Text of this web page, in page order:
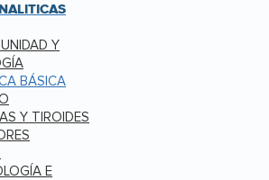
Y
BÁSICA
Y TIROIDES
E